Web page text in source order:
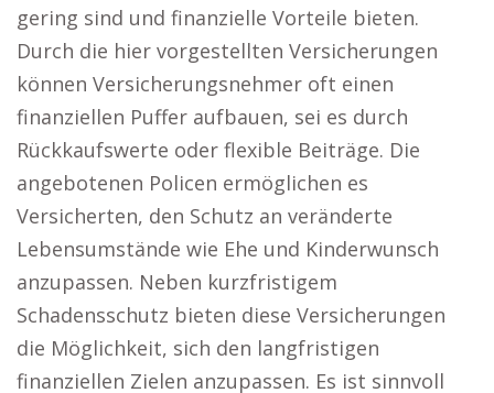
gering sind und finanzielle Vorteile bieten.
Durch die hier vorgestellten Versicherungen
können Versicherungsnehmer oft einen
finanziellen Puffer aufbauen, sei es durch
Rückkaufswerte oder flexible Beiträge. Die
angebotenen Policen ermöglichen es
Versicherten, den Schutz an veränderte
Lebensumstände wie Ehe und Kinderwunsch
anzupassen. Neben kurzfristigem
Schadensschutz bieten diese Versicherungen
die Möglichkeit, sich den langfristigen
finanziellen Zielen anzupassen. Es ist sinnvoll